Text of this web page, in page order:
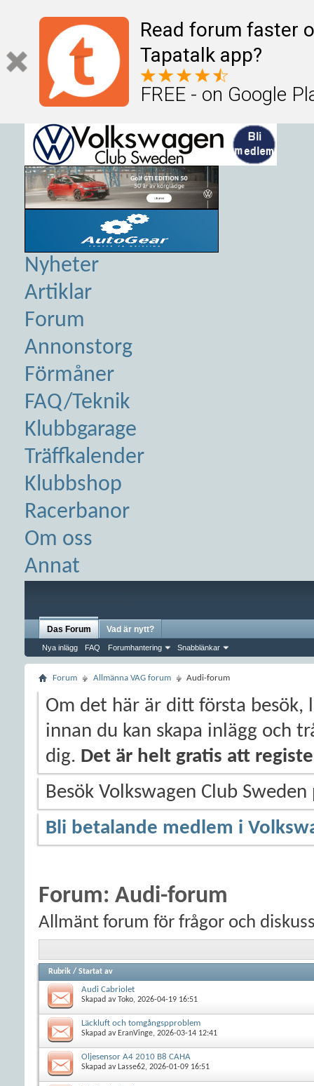
Read forum faster
Tapatalk app?
FREE - on Google
Nyheter
Artiklar
Forum
Annonstorg
Förmåner
FAQ/Teknik
Klubbgarage
Träffkalender
Klubbshop
Racerbanor
Om oss
Annat
Das Forum
Nya inlägg FAQ Forumhantering Snabblänkar
Vad är nytt?
Forum Allmänna VAG forum Audi-forum
Om det här är ditt första besök,
innan du kan skapa inlägg och
dig. Det är helt gratis att
Besök Volkswagen Club
Bli betalande medlem i
Forum: Audi-forum
Allmänt forum för frågor och
Rubrik / Startat av
Audi Cabriolet
Skapad avToko, 2026-04-19 16:51
Läckluft och tomgångspproblem
Skapad av EranVinge, 2026-03-14 12:41
Oljesensor A4 2010 B8 CAHA
Skapad av Lasse62, 2026-01-09 16:51